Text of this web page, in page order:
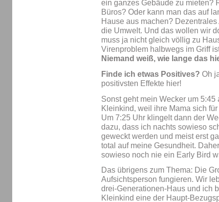
ein ganzes Gebäude zu mieten?
Büros? Oder kann man das auf
Hause aus machen?
die Umwelt. Und das wollen wir
muss ja nicht gleich völlig zu
Virenproblem halbwegs im Griff
Niemand weiß, wie lange das
Finde ich etwas Positives? Oh
positivsten Effekte hier!
Sonst geht mein Wecker um
Kleinkind, weil ihre Mama sich
Um 7:25 Uhr klingelt dann der
dazu, dass ich nachts sowieso
geweckt werden und meist erst
total auf meine Gesundheit.
sowieso noch nie ein Early Bird
Das übrigens zum Thema: Die
Aufsichtsperson fungieren. Wir
drei-Generationen-Haus und ich
Kleinkind eine der Haupt-